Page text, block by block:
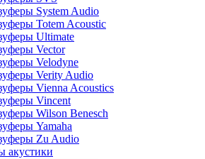
System Audio
Totem Acoustic
Ultimate
Vector
Velodyne
Verity Audio
Vienna Acoustics
Vincent
Wilson Benesch
Yamaha
Zu Audio
акустики